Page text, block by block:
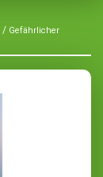
/ Gefährlicher